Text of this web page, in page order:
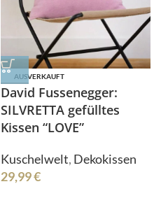
AUSVERKAUFT
David Fussenegger:
SILVRETTA gefülltes
Kissen “LOVE”
Kuschelwelt, Dekokissen
29,99€